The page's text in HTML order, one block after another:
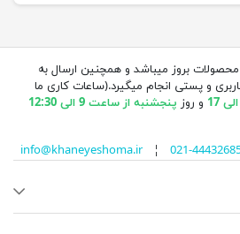
بروز میباشد و همچنین ارسال به
و پستی انجام میگیرد.(ساعات کاری ما
و روز پنجشنبه از ساعت 9 الی 12:30
info@khaneyeshoma.ir¦ 021-